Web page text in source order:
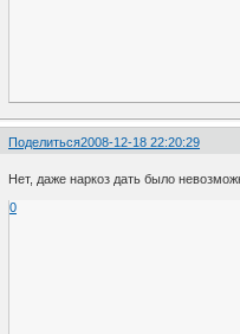
Поделиться2008-12-18 22:20:29
Нет, даже наркоз дать было
0